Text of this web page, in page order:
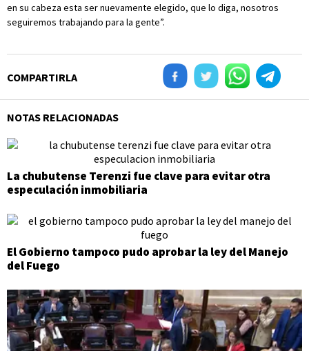
en su cabeza esta ser nuevamente elegido, que lo diga, nosotros
seguiremos trabajando para la gente”.
COMPARTIRLA
NOTAS RELACIONADAS
La chubutense Terenzi fue clave para evitar otra
especulación inmobiliaria
El Gobierno tampoco pudo aprobar la ley del Manejo
del Fuego